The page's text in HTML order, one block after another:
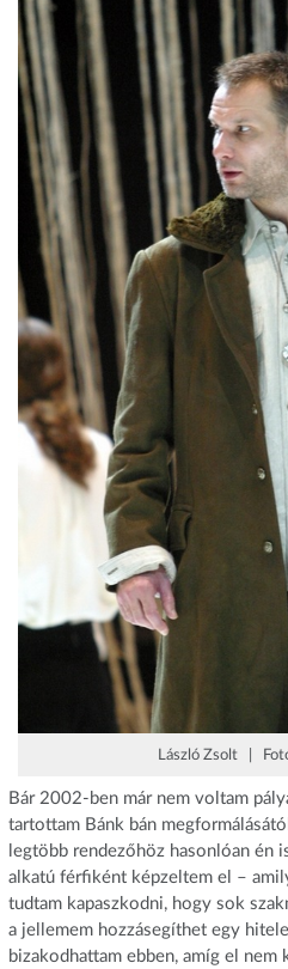
László Zsolt |
Bár 2002-ben már nem voltam
tartottam Bánk bán
legtöbb rendezőhöz hasonlóan én
alkatú férfiként képzeltem el –
tudtam kapaszkodni, hogy sok
a jellemem hozzásegíthet egy
bizakodhattam ebben, amíg el